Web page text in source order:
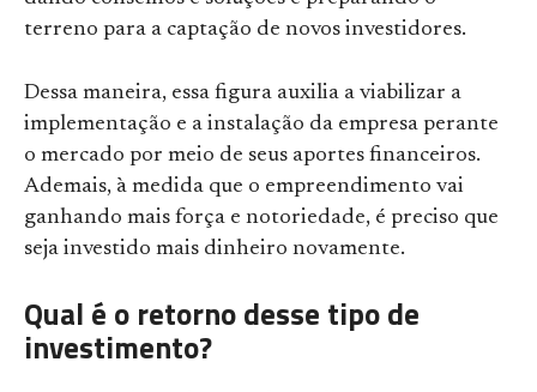
terreno para a captação de novos investidores.
Dessa maneira, essa figura auxilia a viabilizar a
implementação e a instalação da empresa perante
o mercado por meio de seus aportes financeiros.
Ademais, à medida que o empreendimento vai
ganhando mais força e notoriedade, é preciso que
seja investido mais dinheiro novamente.
Qual é o retorno desse tipo de
investimento?